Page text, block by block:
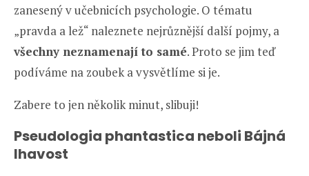
zanesený v učebnicích psychologie. O tématu
„pravda a lež“ naleznete nejrůznější další pojmy, a
všechny neznamenají to samé. Proto se jim teď
podíváme na zoubek a vysvětlíme si je.
Zabere to jen několik minut, slibuji!
Pseudologia phantastica neboli Bájná
lhavost